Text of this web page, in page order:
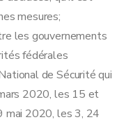
mesures;
les gouvernements
fédérales
de Sécurité qui
2020, les 15 et
2020, les 3, 24